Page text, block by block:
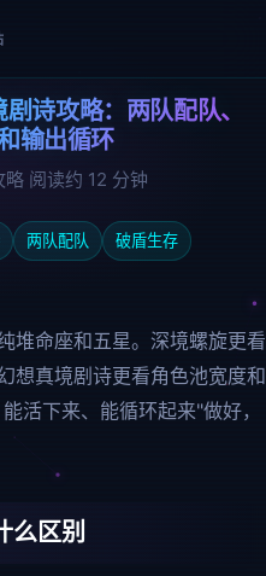
诗攻略：两队配队、
输出循环
略阅读约 12 分钟
两队配队 破盾生存
堆命座和五星。深境螺旋更看
想真境剧诗更看角色池宽度和
活下来、能循环起来"做好，
么区别